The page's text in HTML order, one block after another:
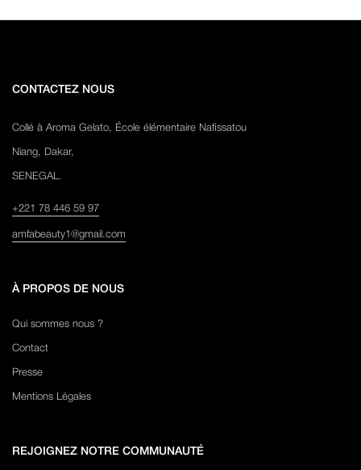
CONTACTEZ NOUS
Collé à Aroma Gelato, École élémentaire Nafissatou
Niang, Dakar,
SENEGAL.
+221 78 446 59 97
amfabeauty1@gmail.com
À PROPOS DE NOUS
Qui sommes nous ?
Contact
Presse
Mentions Légales
REJOIGNEZ NOTRE COMMUNAUTÉ